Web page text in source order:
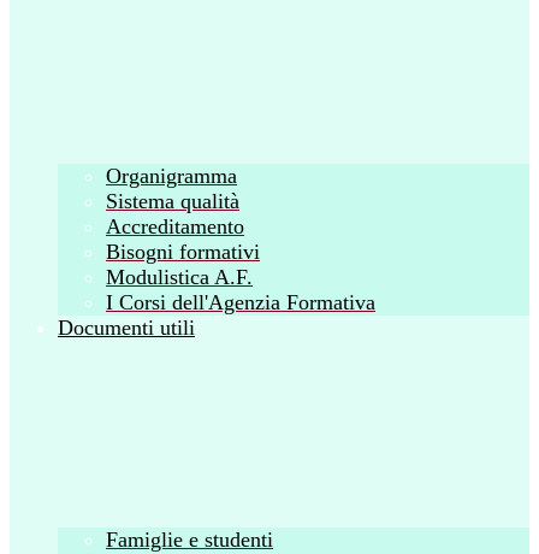
Organigramma
Sistema qualità
Accreditamento
Bisogni formativi
Modulistica A.F.
I Corsi dell'Agenzia Formativa
Documenti utili
Famiglie e studenti